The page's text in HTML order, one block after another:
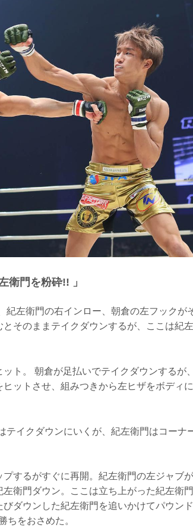
衛門を粉砕!! 」
左衛門の右インロー、朝倉の左フックが
そのままテイクダウンするが、ここは紀
ト。 朝倉が足払いでテイクダウンするが
ットさせ、組みつきから左ヒザをボディ
テイクダウンにいくが、紀左衛門はコーナ
するがすぐに再開。紀左衛門の左ジャブ
衛門ダウン。ここは立ち上がった紀左衛
ダウンした紀左衛門を追いかけてパウン
ちをおさめた。